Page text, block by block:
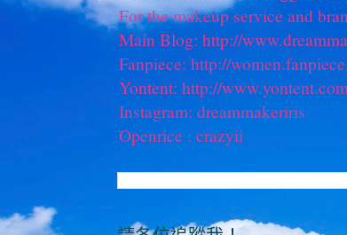
For the makeup service and
Main Blog: http://
Fanpiece: http://
Yontent: http://
Instagram: dreammakeriris
Openrice : crazyii